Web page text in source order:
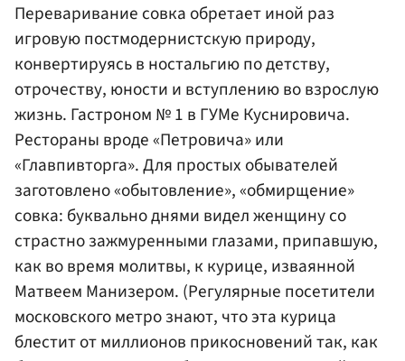
Переваривание совка обретает иной раз
игровую постмодернистскую природу,
конвертируясь в ностальгию по детству,
отрочеству, юности и вступлению во взрослую
жизнь. Гастроном № 1 в ГУМе Куснировича.
Рестораны вроде «Петровича» или
«Главпивторга». Для простых обывателей
заготовлено «обытовление», «обмирщение»
совка: буквально днями видел женщину со
страстно зажмуренными глазами, припавшую,
как во время молитвы, к курице, изваянной
Матвеем Манизером. (Регулярные посетители
московского метро знают, что эта курица
блестит от миллионов прикосновений так, как